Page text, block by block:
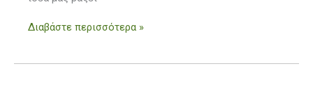
Διαβάστε περισσότερα »